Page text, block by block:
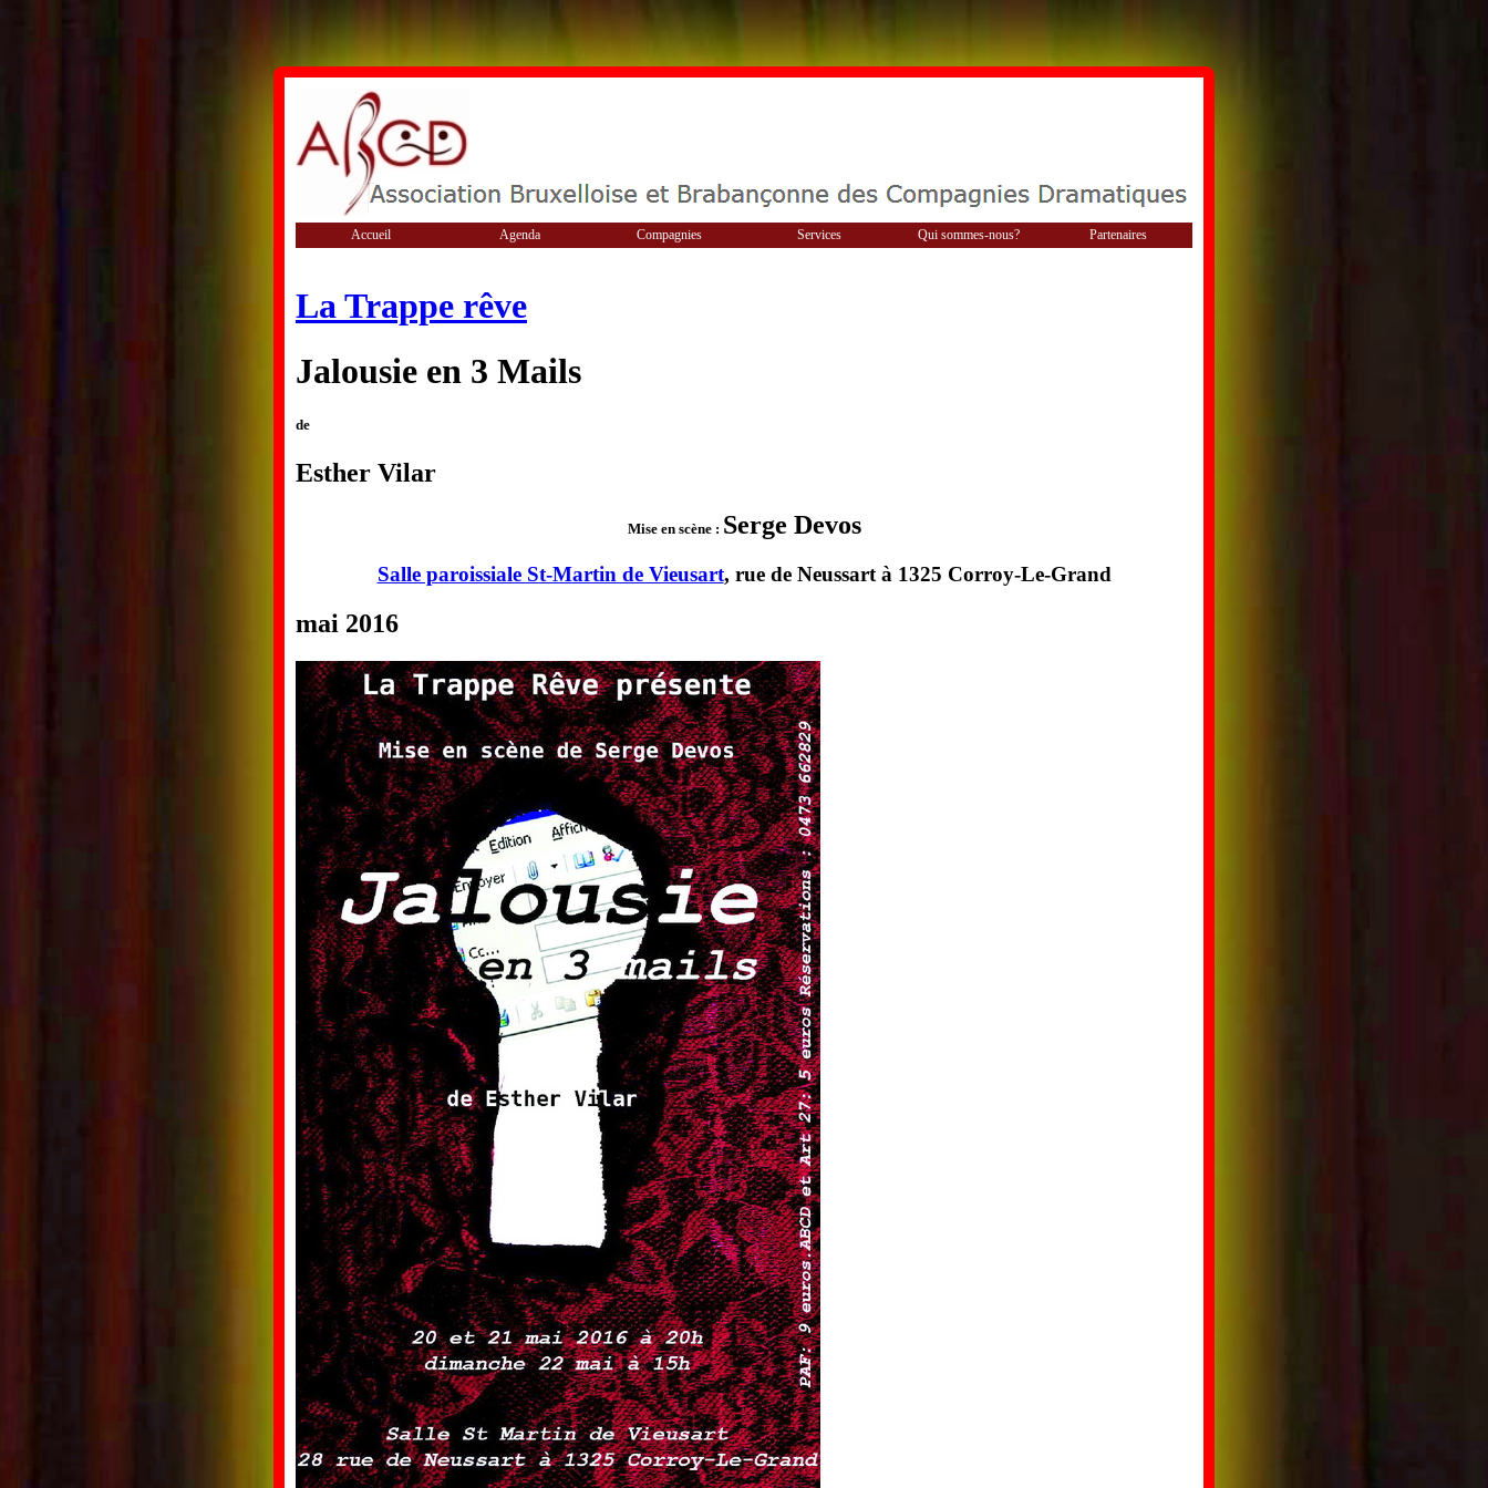
Accueil Agenda Compagnies Services Qui sommes-nous? Partenaires
La Trappe rêve
Jalousie en 3 Mails
de
Esther Vilar
Mise en scène : Serge Devos
Salle paroissiale St-Martin de Vieusart, rue de Neussart à 1325 Corroy-Le-Grand
mai 2016